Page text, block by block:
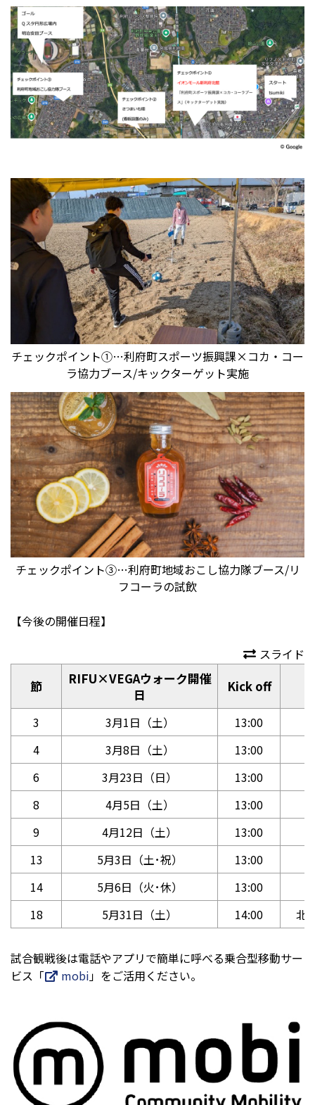
チェックポイント①…利府町スポーツ振興課×コカ・コー
ラ協力ブース/キックターゲット実施
チェックポイント③…利府町地域おこし協力隊ブース/リ
フコーラの試飲
【今後の開催日程】
スライド
節
RIFU×VEGAウォーク開催
日
Kick off
3 3月1日（土）
13:00
4
3月8日（土） 13:00
6
3月23日（日）
13:00
8
4月5日（土） 13:00
9
4月12日（土）
13:00
13
5月3日（土･祝）
13:00
14
5月6日（火･休）
13:00
18
5月31日（土） 14:00 北
試合観戦後は電話やアプリで簡単に呼べる乗合型移動サー
ビス「
mobi 」をご活用ください。